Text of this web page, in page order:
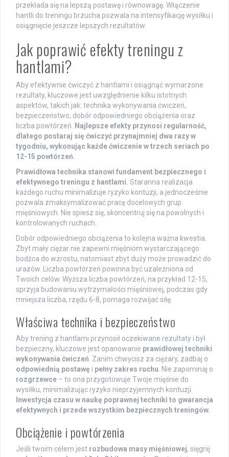
przekłada się na lepszą postawę i równowagę. Włączenie
hantli do treningu brzucha pozwala na intensyfikację wysiłku i
osiągnięcie jeszcze lepszych rezultatów.
Jak poprawić efekty treningu z
hantlami?
Aby efektywnie ćwiczyć z hantlami i osiągnąć wymarzone
rezultaty, kluczowe jest uwzględnienie kilku istotnych
aspektów, takich jak: technika wykonywania ćwiczeń,
bezpieczeństwo, dobór odpowiedniego obciążenia oraz
liczba powtórzeń.
Najlepsze efekty przynosi regularność,
dlatego postaraj się ćwiczyć przynajmniej dwa razy w
tygodniu, wykonując każde ćwiczenie w trzech seriach po
12-15 powtórzeń.
Prawidłowa technika stanowi fundament bezpiecznego i
efektywnego treningu z hantlami. Staranna realizacja
każdego ruchu minimalizuje ryzyko kontuzji, a jednocześnie
pozwala zmaksymalizować pracę docelowych grup
mięśniowych. Nie spiesz się, skoncentruj się na powolnych i
kontrolowanych ruchach.
Dobór odpowiedniego obciążenia to kolejna ważna kwestia.
Zbyt mały ciężar nie zapewni mięśniom wystarczającego
bodźca do wzrostu, natomiast zbyt duży może prowadzić do
urazów. Liczba powtórzeń powinna być uzależniona od
Twoich celów. Wyższa liczba powtórzeń, na przykład 12-15,
sprzyja budowaniu wytrzymałości mięśniowej, podczas gdy
mniejsza liczba, rzędu 6-8, pomaga rozwijać siłę.
Właściwa technika i bezpieczeństwo
Aby trening z hantlami przynosił oczekiwane rezultaty i był
bezpieczny, kluczowe jest opanowanie prawidłowej techniki
wykonywania ćwiczeń . Zanim chwycisz za ciężary, zadbaj o
odpowiednią postawę i pełny zakres ruchu . Nie zapominaj o
rozgrzewce – to ona przygotowuje Twoje mięśnie do
wysiłku, minimalizując ryzyko nieprzyjemnych kontuzji.
Inwestycja czasu w naukę poprawnej techniki to gwarancja
efektywnych i przede wszystkim bezpiecznych treningów.
Obciążenie i powtórzenia
Jeśli twoim celem jest rozbudowa masy mięśniowej, sięgnij